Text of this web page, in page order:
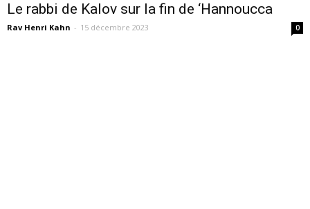
Le rabbi de Kalov sur la fin de ‘Hannoucca
Rav Henri Kahn - 15 décembre 2023 0